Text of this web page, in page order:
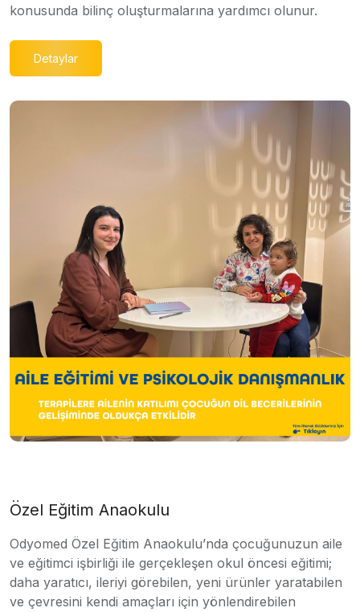
konusunda bilinç oluşturmalarına yardımcı olunur.
Detaylar
Özel Eğitim Anaokulu
Odyomed Özel Eğitim Anaokulu’nda çocuğunuzun aile
ve eğitimci işbirliği ile gerçekleşen okul öncesi eğitimi;
daha yaratıcı, ileriyi görebilen, yeni ürünler yaratabilen
ve çevresini kendi amaçları için yönlendirebilen